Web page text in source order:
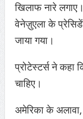
खिलाफ नारे लगाए।
वेनेज़ुएला के
जाया गया।
प्रोटेस्टर्स ने
चाहिए।
अमेरिका के